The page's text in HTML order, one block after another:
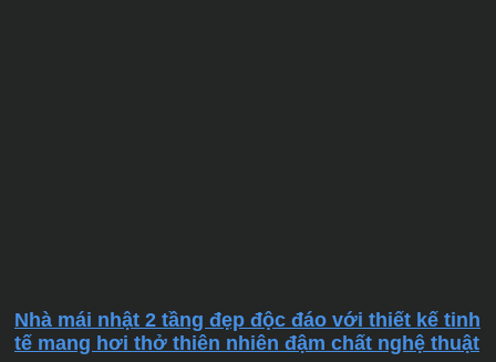
Nhà mái nhật 2 tầng đẹp độc đáo với thiết kế tinh
tế mang hơi thở thiên nhiên đậm chất nghệ thuật